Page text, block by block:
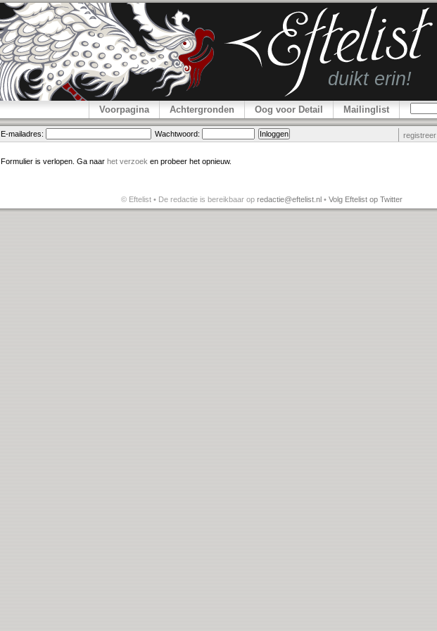
Voorpagina Achtergronden Oog voor Detail Mailinglist
E-mailadres: Wachtwoord: registreer
Formulier is verlopen. Ga naar het verzoek en probeer het opnieuw.
© Eftelist • De redactie is bereikbaar op redactie@eftelist.nl • Volg Eftelist op Twitter